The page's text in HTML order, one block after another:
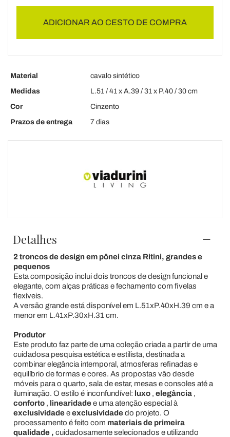
ADICIONAR AO CESTO DE COMPRA
Material
cavalo sintético
Medidas
L.51 / 41 x A.39 / 31 x P.40 / 30 cm
Cor
Cinzento
Prazos de entrega
7 dias
Detalhes
2 troncos de design em pônei cinza Ritini, grandes e
pequenos
Esta composição inclui dois troncos de design funcional e
elegante, com alças práticas e fechamento com fivelas
flexíveis.
A versão grande está disponível em L.51xP.40xH.39 cm e a
menor em L.41xP.30xH.31 cm.
Produtor
Este produto faz parte de uma coleção criada a partir de uma
cuidadosa pesquisa estética e estilista, destinada a
combinar elegância intemporal, atmosferas refinadas e
equilíbrio de formas e cores. As propostas vão desde
móveis para o quarto, sala de estar, mesas e consoles até a
iluminação. O estilo é inconfundível: luxo, elegância,
conforto, linearidadee uma atenção especial à
exclusividadeeexclusividadedo projeto. O
processamento é feito com materiais de primeira
qualidade , cuidadosamente selecionados e utilizando